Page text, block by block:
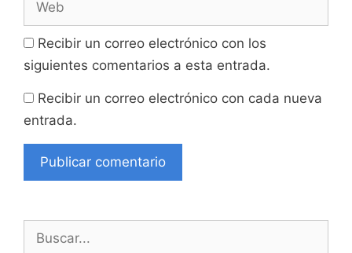
Recibir un correo electrónico con los
siguientes comentarios a esta entrada.
Recibir un correo electrónico con cada nueva
entrada.